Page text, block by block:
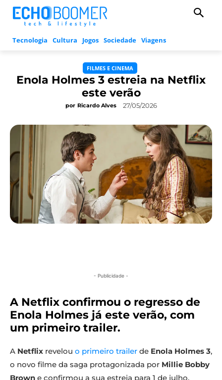
Tecnologia Cultura Jogos Sociedade Viagens
FILMES E CINEMA
Enola Holmes 3 estreia na Netflix
este verão
por Ricardo Alves 27/05/2026
- Publicidade -
A Netflix confirmou o regresso de
Enola Holmes já este verão, com
um primeiro trailer.
A Netflix revelou o primeiro trailer de Enola Holmes 3,
o novo filme da saga protagonizada por Millie Bobby
Brown e confirmou a sua estreia para 1 de julho.